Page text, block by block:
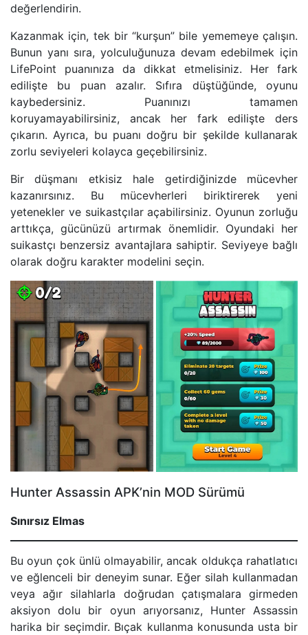
değerlendirin.
Kazanmak için, tek bir “kurşun” bile yememeye çalışın.
Bunun yanı sıra, yolculuğunuza devam edebilmek için
LifePoint puanınıza da dikkat etmelisiniz. Her fark
edilişte bu puan azalır. Sıfıra düştüğünde, oyunu
kaybedersiniz. Puanınızı tamamen
koruyamayabilirsiniz, ancak her fark edilişte ders
çıkarın. Ayrıca, bu puanı doğru bir şekilde kullanarak
zorlu seviyeleri kolayca geçebilirsiniz.
Bir düşmanı etkisiz hale getirdiğinizde mücevher
kazanırsınız. Bu mücevherleri biriktirerek yeni
yetenekler ve suikastçılar açabilirsiniz. Oyunun zorluğu
arttıkça, gücünüzü artırmak önemlidir. Oyundaki her
suikastçı benzersiz avantajlara sahiptir. Seviyeye bağlı
olarak doğru karakter modelini seçin.
Hunter Assassin APK’nin MOD Sürümü
Sınırsız Elmas
Bu oyun çok ünlü olmayabilir, ancak oldukça rahatlatıcı
ve eğlenceli bir deneyim sunar. Eğer silah kullanmadan
veya ağır silahlarla doğrudan çatışmalara girmeden
aksiyon dolu bir oyun arıyorsanız, Hunter Assassin
harika bir seçimdir. Bıçak kullanma konusunda usta bir